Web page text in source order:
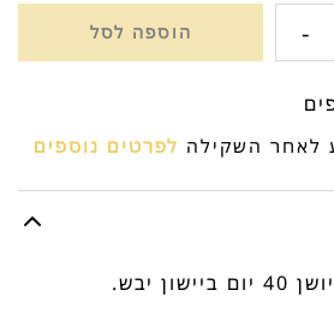
- הוספה לסל
לאחר השקילה לפרטים נוספים
יבש.